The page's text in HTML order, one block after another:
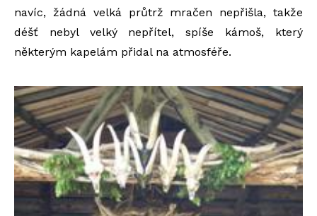
navíc, žádná velká průtrž mračen nepřišla, takže
déšť nebyl velký nepřítel, spíše kámoš, který
některým kapelám přidal na atmosféře.